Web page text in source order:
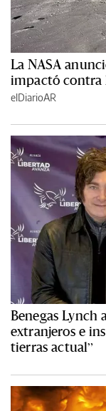
La NASA
impactó contra
elDiarioAR
Benegas Lynch
extranjeros e
tierras actual”